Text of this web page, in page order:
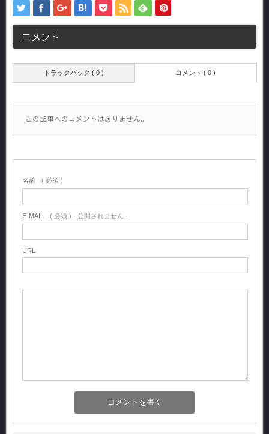
コメント
トラックバック ( 0 ) コメント ( 0 )
この記事へのコメントはありません。
名前 ( 必須 )
E-MAIL ( 必須 ) - 公開されません -
URL